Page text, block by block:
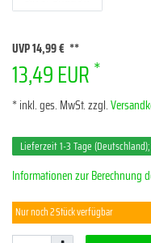
UVP 14,99 €
13,49 EUR *
* inkl. ges. MwSt. zzgl.
Lieferzeit 1-3 Tage
Informationen zur Berechnung
Nur noch 2 Stück verfügbar